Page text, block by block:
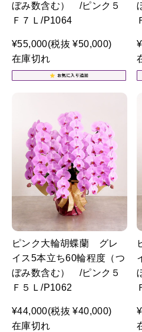
ぼみ数含む） /ピンク５
Ｆ７Ｌ/P1064
¥55,000(税抜 ¥50,000)
在庫切れ
ピンク大輪胡蝶蘭 グレ
イス5本立ち60輪程度（つ
ぼみ数含む） /ピンク５
Ｆ５Ｌ/P1062
¥44,000(税抜 ¥40,000)
在庫切れ